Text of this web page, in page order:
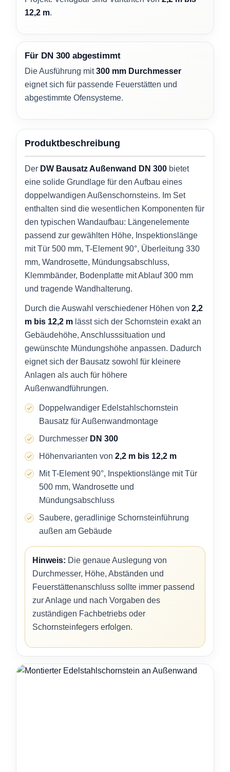
12,2 m.
Für DN 300 abgestimmt
Die Ausführung mit300 mm Durchmesser
eignet sich für passende Feuerstätten und
abgestimmte Ofensysteme.
Produktbeschreibung
Der DW Bausatz Außenwand DN 300 bietet
eine solide Grundlage für den Aufbau eines
doppelwandigen Außenschornsteins. Im Set
enthalten sind die wesentlichen Komponenten für
den typischen Wandaufbau: Längenelemente
passend zur gewählten Höhe, Inspektionslänge
mit Tür 500 mm, T-Element 90°, Überleitung 330
mm, Wandrosette, Mündungsabschluss,
Klemmbänder, Bodenplatte mit Ablauf 300 mm
und tragende Wandhalterung.
Durch die Auswahl verschiedener Höhen von 2,2
m bis 12,2 m lässt sich der Schornstein exakt an
Gebäudehöhe, Anschlusssituation und
gewünschte Mündungshöhe anpassen. Dadurch
eignet sich der Bausatz sowohl für kleinere
Anlagen als auch für höhere
Außenwandführungen.
Doppelwandiger Edelstahlschornstein
Bausatz für Außenwandmontage
Durchmesser DN 300
Höhenvarianten von 2,2 m bis 12,2 m
Mit T-Element 90°, Inspektionslänge mit Tür
500 mm, Wandrosette und
Mündungsabschluss
Saubere, geradlinige Schornsteinführung
außen am Gebäude
Hinweis: Die genaue Auslegung von
Durchmesser, Höhe, Abständen und
Feuerstättenanschluss sollte immer passend
zur Anlage und nach Vorgaben des
zuständigen Fachbetriebs oder
Schornsteinfegers erfolgen.